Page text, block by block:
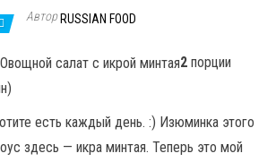
Автор RUSSIAN FOOD
2 порции
есть каждый день. :) Изюминка этого
здесь — икра минтая. Теперь это мой